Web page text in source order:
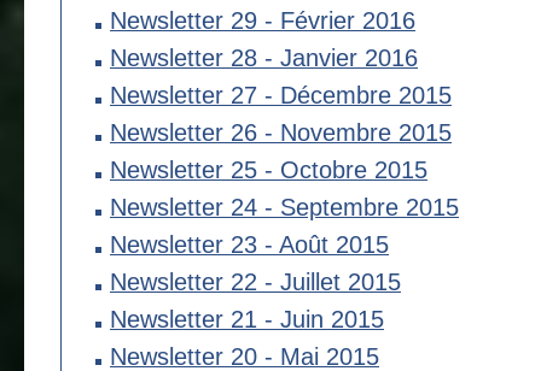
Newsletter 29 - Février 2016
Newsletter 28 - Janvier 2016
Newsletter 27 - Décembre 2015
Newsletter 26 - Novembre 2015
Newsletter 25 - Octobre 2015
Newsletter 24 - Septembre 2015
Newsletter 23 - Août 2015
Newsletter 22 - Juillet 2015
Newsletter 21 - Juin 2015
Newsletter 20 - Mai 2015